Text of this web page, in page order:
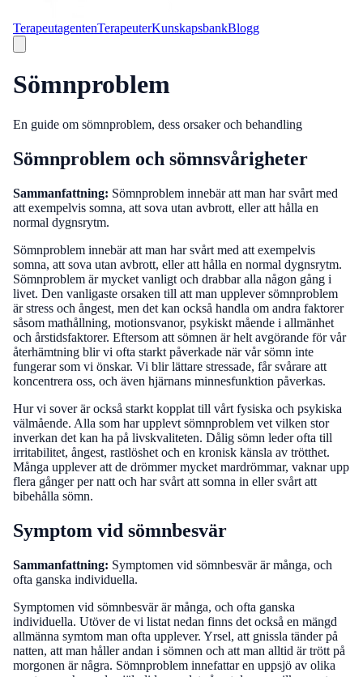
TerapeutagentenTerapeuterKunskapsbankBlogg
Sömnproblem
En guide om sömnproblem, dess orsaker och behandling
Sömnproblem och sömnsvårigheter
Sammanfattning: Sömnproblem innebär att man har svårt med
att exempelvis somna, att sova utan avbrott, eller att hålla en
normal dygnsrytm.
Sömnproblem innebär att man har svårt med att exempelvis
somna, att sova utan avbrott, eller att hålla en normal dygnsrytm.
Sömnproblem är mycket vanligt och drabbar alla någon gång i
livet. Den vanligaste orsaken till att man upplever sömnproblem
är stress och ångest, men det kan också handla om andra faktorer
såsom mathållning, motionsvanor, psykiskt mående i allmänhet
och årstidsfaktorer. Eftersom att sömnen är helt avgörande för vår
återhämtning blir vi ofta starkt påverkade när vår sömn inte
fungerar som vi önskar. Vi blir lättare stressade, får svårare att
koncentrera oss, och även hjärnans minnesfunktion påverkas.
Hur vi sover är också starkt kopplat till vårt fysiska och psykiska
välmående. Alla som har upplevt sömnproblem vet vilken stor
inverkan det kan ha på livskvaliteten. Dålig sömn leder ofta till
irritabilitet, ångest, rastlöshet och en kronisk känsla av trötthet.
Många upplever att de drömmer mycket mardrömmar, vaknar upp
flera gånger per natt och har svårt att somna in eller svårt att
bibehålla sömn.
Symptom vid sömnbesvär
Sammanfattning: Symptomen vid sömnbesvär är många, och
ofta ganska individuella.
Symptomen vid sömnbesvär är många, och ofta ganska
individuella. Utöver de vi listat nedan finns det också en mängd
allmänna symtom man ofta upplever. Yrsel, att gnissla tänder på
natten, att man håller andan i sömnen och att man alltid är trött på
morgonen är några. Sömnproblem innefattar en uppsjö av olika